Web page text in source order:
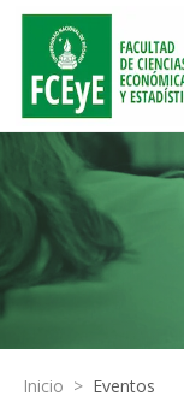
Inicio > Eventos